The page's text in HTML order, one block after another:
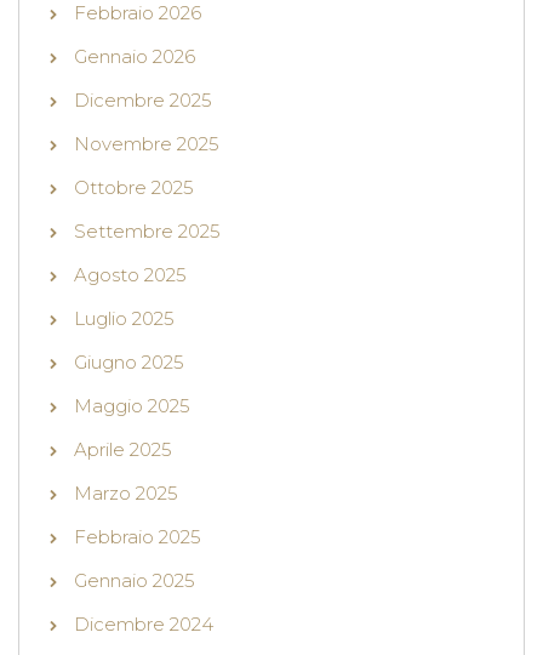
Febbraio 2026
Gennaio 2026
Dicembre 2025
Novembre 2025
Ottobre 2025
Settembre 2025
Agosto 2025
Luglio 2025
Giugno 2025
Maggio 2025
Aprile 2025
Marzo 2025
Febbraio 2025
Gennaio 2025
Dicembre 2024